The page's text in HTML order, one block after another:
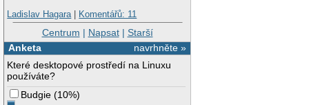
Ladislav Hagara| Komentářů: 11
Centrum | Napsat| Starší
navrhněte »
Anketa
Které desktopové prostředí na Linuxu
používáte?
Budgie (10%)